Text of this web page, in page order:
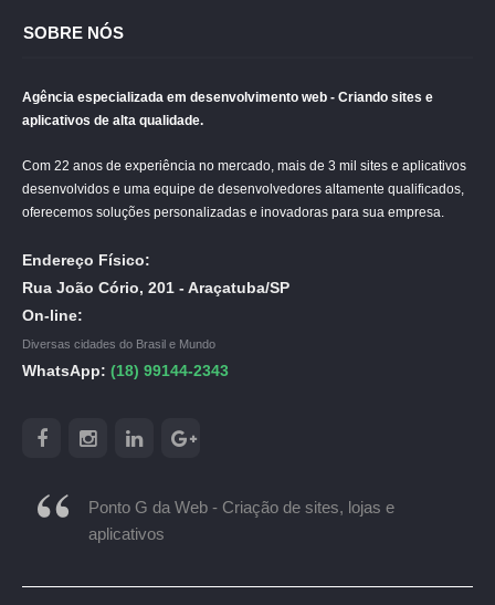
SOBRE NÓS
Agência especializada em desenvolvimento web - Criando sites e
aplicativos de alta qualidade.
Com 22 anos de experiência no mercado, mais de 3 mil sites e aplicativos
desenvolvidos e uma equipe de desenvolvedores altamente qualificados,
oferecemos soluções personalizadas e inovadoras para sua empresa.
Endereço Físico:
Rua João Cório, 201 - Araçatuba/SP
On-line:
Diversas cidades do Brasil e Mundo
WhatsApp: (18) 99144-2343
Ponto G da Web - Criação de sites, lojas e
aplicativos